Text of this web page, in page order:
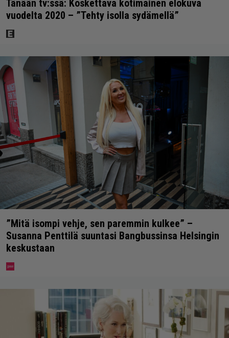
Tänään tv:ssä: Koskettava kotimainen elokuva
vuodelta 2020 – ”Tehty isolla sydämellä”
”Mitä isompi vehje, sen paremmin kulkee” –
Susanna Penttilä suuntasi Bangbussinsa Helsingin
keskustaan